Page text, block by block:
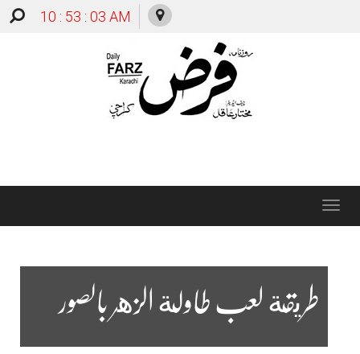
10 : 53 : 04 AM
Toggle
طريقة لعب طاولة الزهر بالصور